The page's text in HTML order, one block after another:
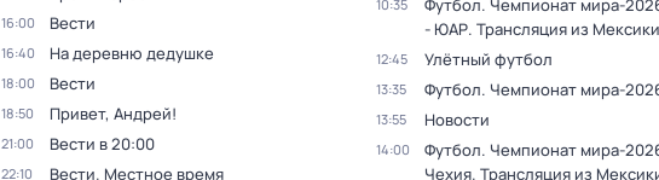
16:00 Вести
16:40 На деревню дедушке
18:00 Вести
18:50 Привет, Андрей!
21:00 Вести в 20:00
22:10 Вести. Местное время
10:35
Футбол. Чемпионат мира-
- ЮАР. Трансляция из Мексики
12:45 Улётный футбол
13:35 Футбол. Чемпионат мира-
13:55 Новости
14:00
Футбол. Чемпионат мира-
Чехия. Трансляция из